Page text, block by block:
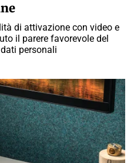
di attivazione con video e
il parere favorevole del
personali